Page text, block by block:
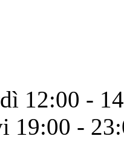
12:00 -
19:00 -